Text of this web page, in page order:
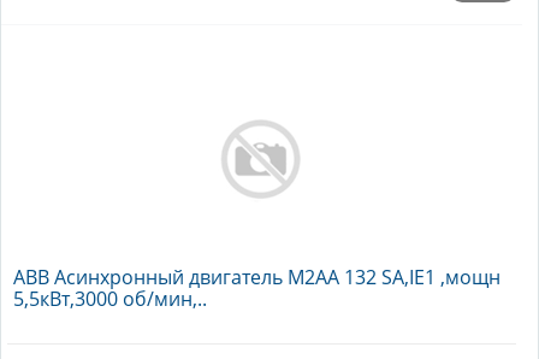
ABB Асинхронный двигатель M2AA 132 SA,IE1 ,мощн
5,5кВт,3000 об/мин,..